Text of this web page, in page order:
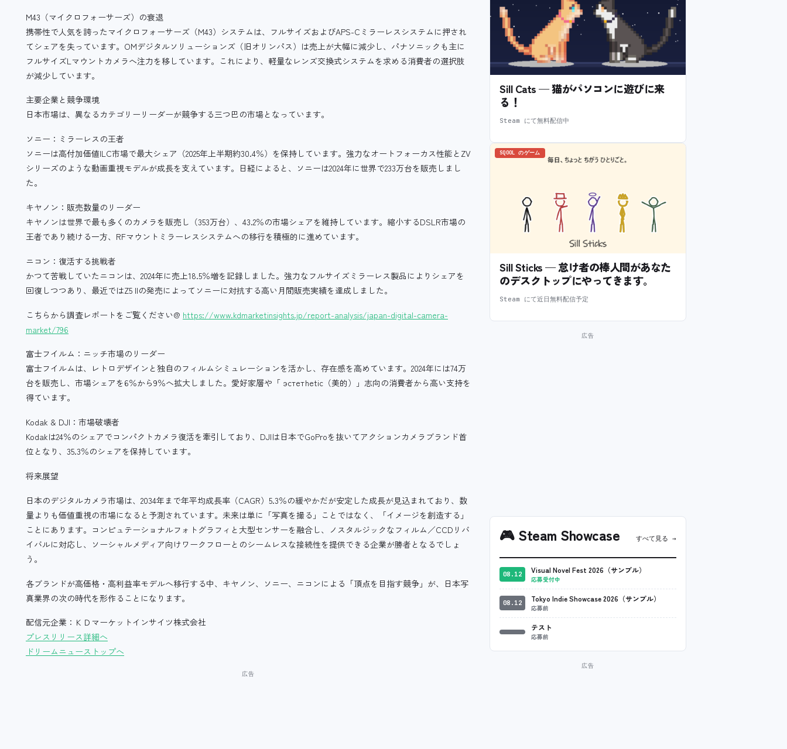
M43（マイクロフォーサーズ）の衰退
携帯性で人気を誇ったマイクロフォーサーズ（M43）システムは、フルサイズおよびAPS-Cミラーレスシステムに押され
てシェアを失っています。OMデジタルソリューションズ（旧オリンパス）は売上が大幅に減少し、パナソニックも主に
フルサイズLマウントカメラへ注力を移しています。これにより、軽量なレンズ交換式システムを求める消費者の選択肢
が減少しています。
主要企業と競争環境
日本市場は、異なるカテゴリーリーダーが競争する三つ巴の市場となっています。
ソニー：ミラーレスの王者
ソニーは高付加価値ILC市場で最大シェア（2025年上半期約30.4％）を保持しています。強力なオートフォーカス性能とZV
シリーズのような動画重視モデルが成長を支えています。日経によると、ソニーは2024年に世界で233万台を販売しまし
た。
キヤノン：販売数量のリーダー
キヤノンは世界で最も多くのカメラを販売し（353万台）、43.2％の市場シェアを維持しています。縮小するDSLR市場の
王者であり続ける一方、RFマウントミラーレスシステムへの移行を積極的に進めています。
ニコン：復活する挑戦者
かつて苦戦していたニコンは、2024年に売上18.5％増を記録しました。強力なフルサイズミラーレス製品によりシェアを
回復しつつあり、最近ではZ5 IIの発売によってソニーに対抗する高い月間販売実績を達成しました。
こちらから調査レポートをご覧ください@ https://www.kdmarketinsights.jp/report-analysis/japan-digital-camera-
market/796
富士フイルム：ニッチ市場のリーダー
富士フイルムは、レトロデザインと独自のフィルムシミュレーションを活かし、存在感を高めています。2024年には74万
台を販売し、市場シェアを6％から9％へ拡大しました。愛好家層や「 эстетhetic（美的）」志向の消費者から高い支持を
得ています。
Kodak & DJI：市場破壊者
Kodakは24％のシェアでコンパクトカメラ復活を牽引しており、DJIは日本でGoProを抜いてアクションカメラブランド首
位となり、35.3％のシェアを保持しています。
将来展望
日本のデジタルカメラ市場は、2034年まで年平均成長率（CAGR）5.3％の緩やかだが安定した成長が見込まれており、数
量よりも価値重視の市場になると予測されています。未来は単に「写真を撮る」ことではなく、「イメージを創造する」
ことにあります。コンピュテーショナルフォトグラフィと大型センサーを融合し、ノスタルジックなフィルム／CCDリバ
イバルに対応し、ソーシャルメディア向けワークフローとのシームレスな接続性を提供できる企業が勝者となるでしょ
う。
各ブランドが高価格・高利益率モデルへ移行する中、キヤノン、ソニー、ニコンによる「頂点を目指す競争」が、日本写
真業界の次の時代を形作ることになります。
配信元企業：ＫＤマーケットインサイツ株式会社
プレスリリース詳細へ
ドリームニューストップへ
Sill Cats — 猫がパソコンに遊びに来
る！
Steam にて無料配信中
SQOOL のゲーム
Sill Sticks — 怠け者の棒人間があなた
のデスクトップにやってきます。
Steam にて近日無料配信予定
🎮Steam Showcase すべて見る →
08.12 Visual Novel Fest 2026（サンプル）
応募受付中
08.12 Tokyo Indie Showcase 2026（サンプル）
応募前
テスト
応募前